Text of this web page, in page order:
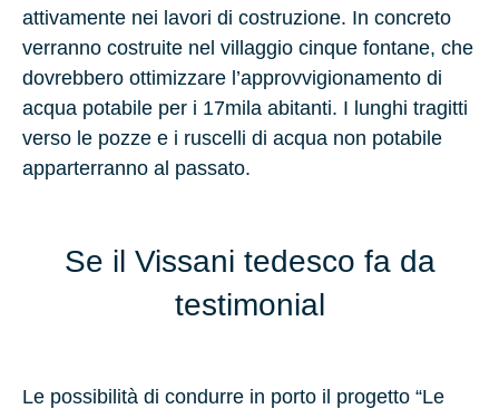
attivamente nei lavori di costruzione. In concreto
verranno costruite nel villaggio cinque fontane, che
dovrebbero ottimizzare l’approvvigionamento di
acqua potabile per i 17mila abitanti. I lunghi tragitti
verso le pozze e i ruscelli di acqua non potabile
apparterranno al passato.
Se il Vissani tedesco fa da
testimonial
Le possibilità di condurre in porto il progetto “Le